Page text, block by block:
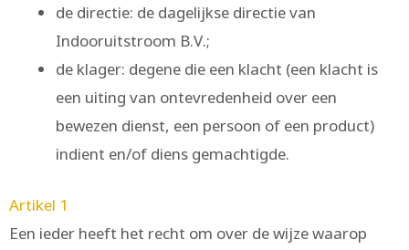
de directie: de dagelijkse directie van
Indooruitstroom B.V.;
de klager: degene die een klacht (een klacht is
een uiting van ontevredenheid over een
bewezen dienst, een persoon of een product)
indient en/of diens gemachtigde.
Artikel 1
Een ieder heeft het recht om over de wijze waarop